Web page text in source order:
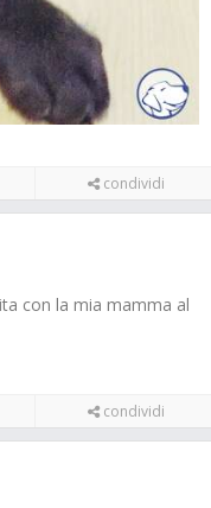
condividi
con la mia mamma al
condividi